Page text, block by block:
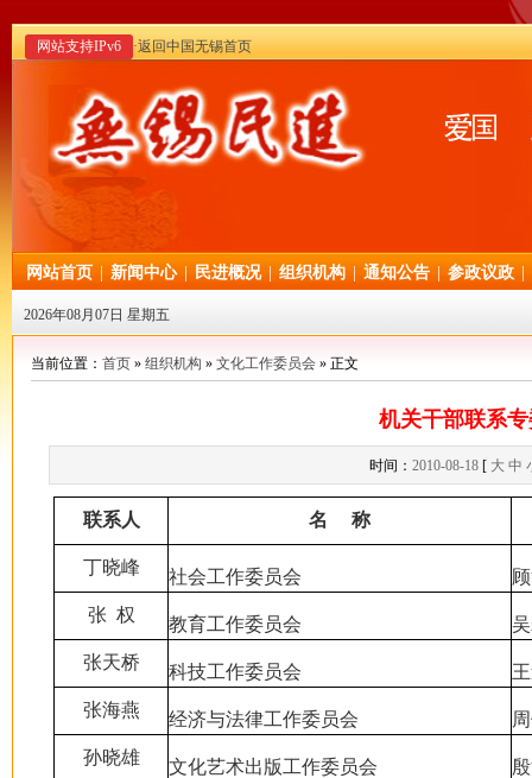
网站支持IPv6 ·返回中国无锡首页
网站首页 新闻中心 民进概况 组织机构 通知公告 参政议政
2026年08月07日 星期五
当前位置： 首页 » 组织机构 » 文化工作委员会 » 正文
机关干部联系
时间： 2010-08-18 [ 大 中
联系人 名 称
丁晓峰 社会工作委员会
张 权
教育工作委员会
张天桥
科技工作委员会
张海燕
经济与法律工作委员会
孙晓雄
文化艺术出版工作委员会